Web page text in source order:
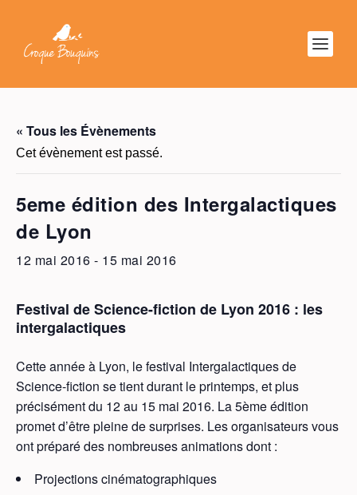
« Tous les Évènements
Cet évènement est passé.
5eme édition des Intergalactiques
de Lyon
12 mai 2016 - 15 mai 2016
Festival de Science-fiction de Lyon 2016 : les
intergalactiques
Cette année à Lyon, le festival Intergalactiques de
Science-fiction se tient durant le printemps, et plus
précisément du 12 au 15 mai 2016. La 5ème édition
promet d’être pleine de surprises. Les organisateurs vous
ont préparé des nombreuses animations dont :
Projections cinématographiques